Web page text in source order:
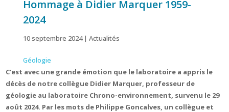
Hommage à Didier Marquer 1959-
2024
10 septembre 2024| Actualités
Géologie
C’est avec une grande émotion que le laboratoire a appris le
décès de notre collègue Didier Marquer, professeur de
géologie au laboratoire Chrono-environnement, survenu le 29
août 2024. Par les mots de Philippe Goncalves, un collègue et